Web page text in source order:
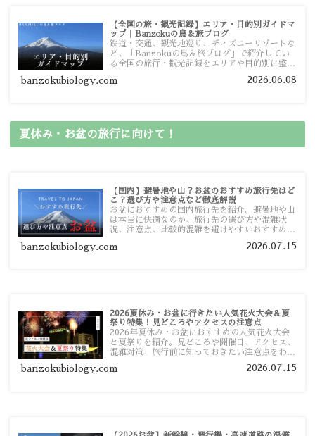
【全国の旅・観光記録】エリア・目的別ガイドマ
ップ｜Banzokuの鳥＆旅ブログ
鉄道・交通、観光地巡り、ディズニーリゾートな
ど、「Banzokuの鳥＆旅ブログ」で紹介してい
る全国の旅行・観光記録をエリアや目的別に整理
ガイドマップからスムーズに見つけていただけま
banzokubiology.com 2026.06.08
夏休み・お盆の旅行に向けて！
【国内】避暑地や山？お盆のおすすめ旅行先はど
こ？選び方や注意点など徹底解説
お盆におすすめの国内旅行先を紹介。避暑地や山
は本当に快適なのか、旅行先の選び方や混雑状
況、注意点、比較的混雑を避けやすいおすすめス
す。
banzokubiology.com 2026.07.15
2026夏休み・お盆に行きたい人気花火大会＆夏
祭り特集！見どころやアクセスの注意点
2026年夏休み・お盆におすすめの人気花火大会
と夏祭りを紹介。見どころや開催日、アクセス、
混雑対策、旅行前に知っておきたい注意点をわか
banzokubiology.com 2026.07.15